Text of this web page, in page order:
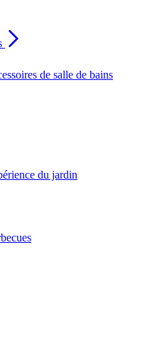
de salle de bains
du jardin